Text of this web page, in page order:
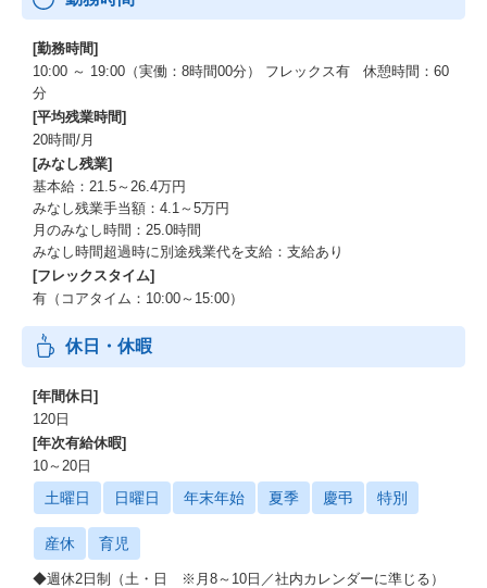
[勤務時間]
10:00 ～ 19:00（実働：8時間00分） フレックス有 休憩時間：60
分
[平均残業時間]
20時間/月
[みなし残業]
基本給：21.5～26.4万円
みなし残業手当額：4.1～5万円
月のみなし時間：25.0時間
みなし時間超過時に別途残業代を支給：支給あり
[フレックスタイム]
有（コアタイム：10:00～15:00）
休日・休暇
[年間休日]
120日
[年次有給休暇]
10～20日
土曜日 日曜日 年末年始 夏季 慶弔 特別
産休 育児
◆週休2日制（土・日 ※月8～10日／社内カレンダーに準じる）